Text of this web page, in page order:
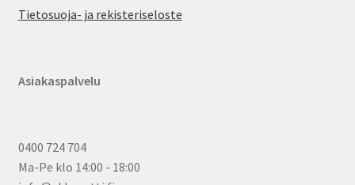
Tietosuoja- ja rekisteriseloste
Asiakaspalvelu
0400 724 704
Ma-Pe klo 14:00 - 18:00